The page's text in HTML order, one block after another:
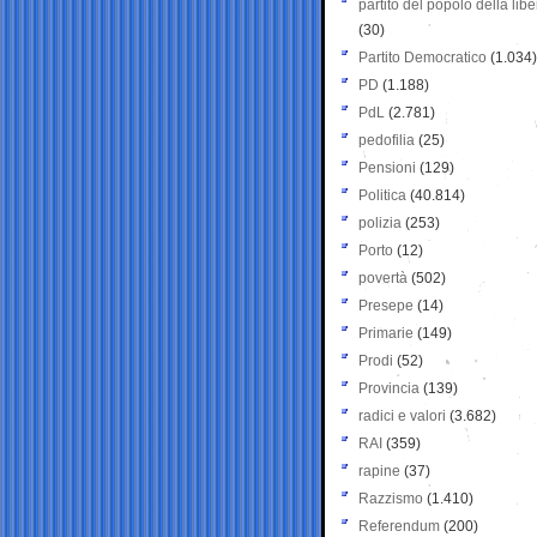
partito del popolo della
(30)
Partito Democratico (1.034)
PD (1.188)
PdL (2.781)
pedofilia (25)
Pensioni (129)
Politica (40.814)
polizia (253)
Porto (12)
povertà (502)
Presepe (14)
Primarie (149)
Prodi (52)
Provincia (139)
radici e valori (3.682)
RAI (359)
rapine (37)
Razzismo (1.410)
Referendum (200)